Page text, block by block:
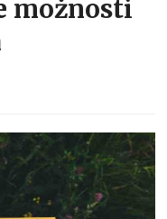
možnosti